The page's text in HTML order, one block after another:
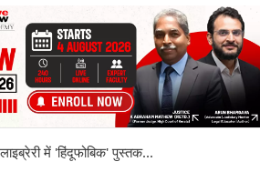
लाइब्रेरी में 'हिंदूफोबिक' पुस्तक...